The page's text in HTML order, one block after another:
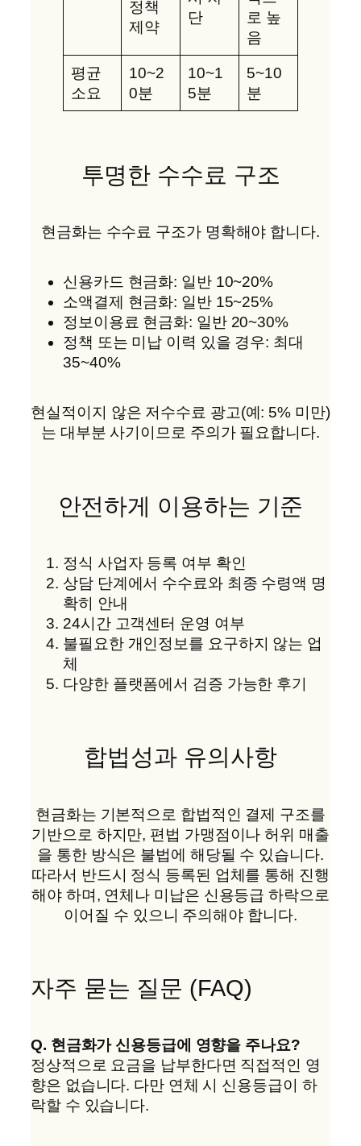
정책
제약
단
로 높
음
평균
소요
10~2
0분
10~1
5분
5~10
분
투명한 수수료 구조
현금화는 수수료 구조가 명확해야 합니다.
신용카드 현금화: 일반 10~20%
소액결제 현금화: 일반 15~25%
정보이용료 현금화: 일반 20~30%
정책 또는 미납 이력 있을 경우: 최대
35~40%
현실적이지 않은 저수수료 광고(예: 5% 미만)
는 대부분 사기이므로 주의가 필요합니다.
안전하게 이용하는 기준
정식 사업자 등록 여부 확인
상담 단계에서 수수료와 최종 수령액 명
확히 안내
24시간 고객센터 운영 여부
불필요한 개인정보를 요구하지 않는 업
체
다양한 플랫폼에서 검증 가능한 후기
합법성과 유의사항
현금화는 기본적으로 합법적인 결제 구조를
기반으로 하지만, 편법 가맹점이나 허위 매출
을 통한 방식은 불법에 해당될 수 있습니다.
따라서 반드시 정식 등록된 업체를 통해 진행
해야 하며, 연체나 미납은 신용등급 하락으로
이어질 수 있으니 주의해야 합니다.
자주 묻는 질문 (FAQ)
Q. 현금화가 신용등급에 영향을 주나요?
정상적으로 요금을 납부한다면 직접적인 영
향은 없습니다. 다만 연체 시 신용등급이 하
락할 수 있습니다.